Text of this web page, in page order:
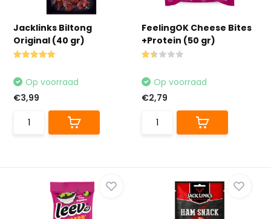
Jacklinks Biltong
Original (40 gr)
Op voorraad
€3,99
FeelingOK Cheese Bites
+Protein (50 gr)
Op voorraad
€2,79